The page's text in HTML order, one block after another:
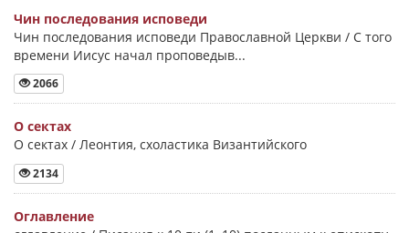
Чин последования исповеди
Чин последования исповеди Православной Церкви / С того
времени Иисус начал проповедыв...
2066
О сектах
О сектах / Леонтия, схоластика Византийского
2134
Оглавление